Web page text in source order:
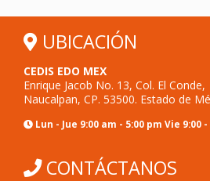
UBICACIÓN
CEDIS EDO MEX
Enrique Jacob No. 13, Col. El Conde,
Naucalpan, CP. 53500. Estado de
Lun - Jue 9:00 am - 5:00 pm Vie 9:00 -
CONTÁCTANOS